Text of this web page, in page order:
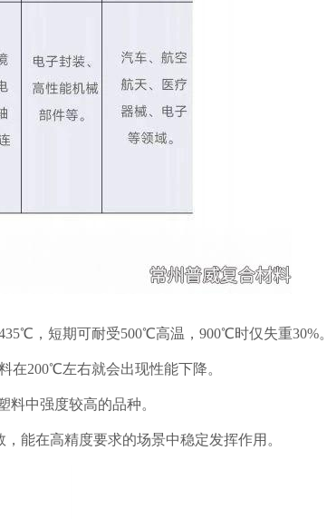
，短期可耐受500℃高温，900℃时仅失重30%。
在200℃左右就会出现性能下降。
料中强度较高的品种。
能在高精度要求的场景中稳定发挥作用。